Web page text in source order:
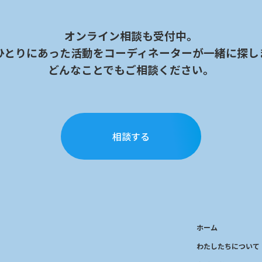
オンライン相談も受付中。
とりにあった活動をコーディネーターが一緒に探し
どんなことでもご相談ください。
相談する
ホーム
わたしたちについて